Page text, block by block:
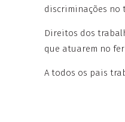
discriminações no
Direitos dos
que atuarem no
A todos os pais